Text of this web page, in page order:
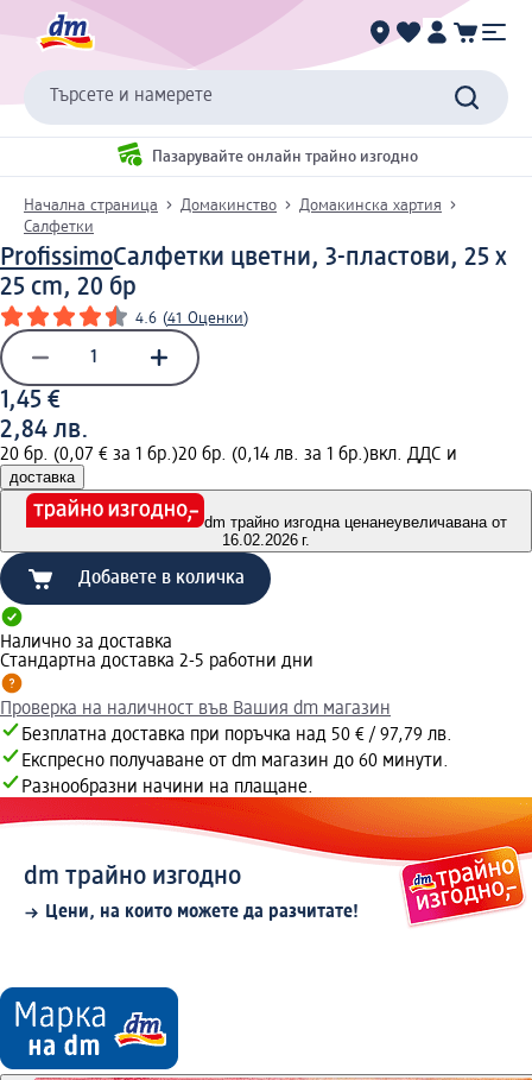
Търсете и намерете
Пазарувайте онлайн трайно изгодно
Начална страница Домакинство
Домакинска хартия
Салфетки
ProfissimoСалфетки цветни, 3-пластови, 25 x
25 cm, 20 бр
4.6 (41 Оценки)
1,45 €
2,84 лв.
20 бр. (0,07 € за 1 бр.)20 бр. (0,14 лв. за 1 бр.)вкл. ДДС и
доставка
dm трайно изгодна ценанеувеличавана от
16.02.2026 г.
Добавете в количка
Налично за доставка
Стандартна доставка 2-5 работни дни
Проверка на наличност във Вашия dm магазин
Безплатна доставка при поръчка над 50 € / 97,79 лв.
Експресно получаване от dm магазин до 60 минути.
Разнообразни начини на плащане.
dm трайно изгодно
Цени, на които можете да разчитате!